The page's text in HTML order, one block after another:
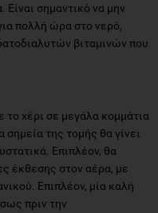
σημαντικό να μην
πολλή ώρα στο νερό,
βιταμινών που
το χέρι σε μεγάλα κομμάτια
της τομής θα γίνει
Επιπλέον, θα
έκθεσης στον αέρα, με
Επιπλέον, μία καλή
πριν την